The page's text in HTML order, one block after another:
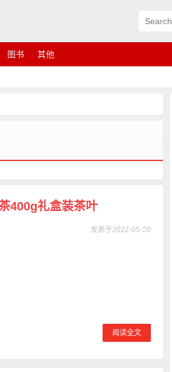
图书 其他
400g礼盒装茶叶
发表于2022-05-20
阅读全文